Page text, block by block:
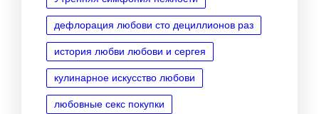
дефлорация любови сто дециллионов раз
история любви любови и сергея
кулинарное искусство любови
любовные секс покупки